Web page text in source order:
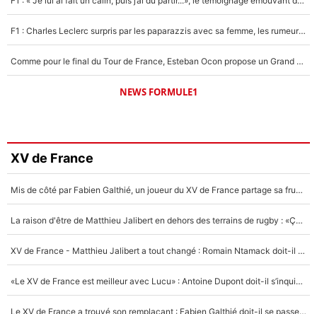
F1 : Charles Leclerc surpris par les paparazzis avec sa femme, les rumeurs étaient vraies !
Comme pour le final du Tour de France, Esteban Ocon propose un Grand Prix de Formule 1 à Paris : «Autour de l’Arc de Triomphe, ce serait génial» !
NEWS FORMULE1
XV de France
Mis de côté par Fabien Galthié, un joueur du XV de France partage sa frustration : «ils ne me l’ont pas dit tout de suite»
La raison d'être de Matthieu Jalibert en dehors des terrains de rugby : «Ça m'atteint autant que si tu touches à un membre de ma famille»
XV de France - Matthieu Jalibert a tout changé : Romain Ntamack doit-il s’inquiéter pour sa place à un an de la Coupe du monde ?
«Le XV de France est meilleur avec Lucu» : Antoine Dupont doit-il s’inquiéter pour sa place ?
Le XV de France a trouvé son remplaçant : Fabien Galthié doit-il se passer d'Antoine Dupont ?